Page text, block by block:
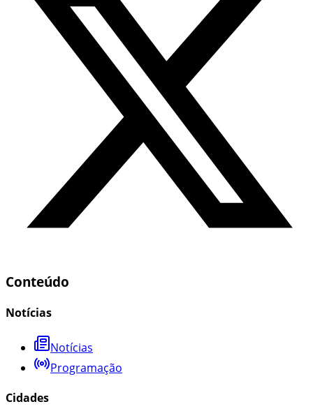
Conteúdo
Notícias
Notícias
Programação
Cidades